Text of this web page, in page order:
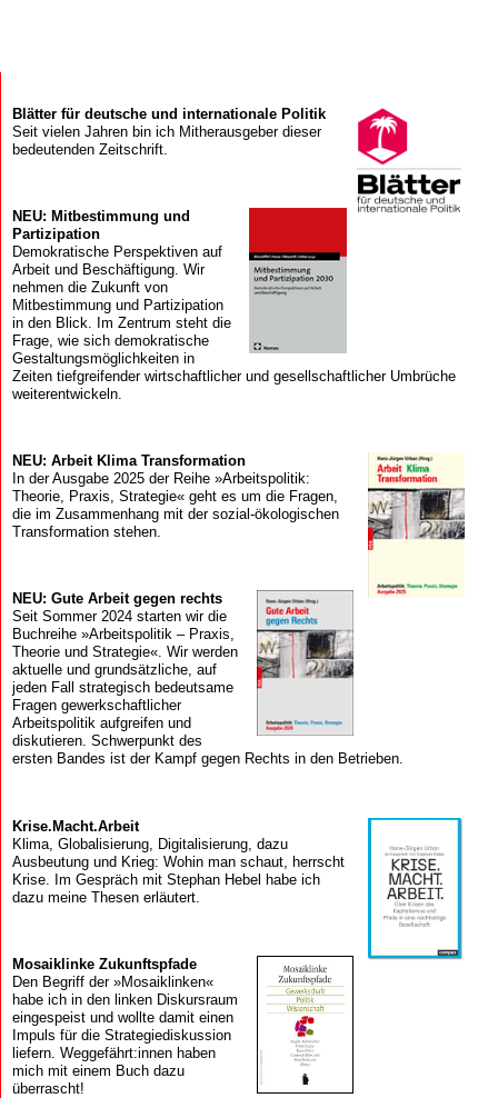
Blätter für deutsche und internationale Politik
Seit vielen Jahren bin ich Mitherausgeber dieser
bedeutenden Zeitschrift.
NEU: Mitbestimmung und
Partizipation
Demokratische Perspektiven auf
Arbeit und Beschäftigung. Wir
nehmen die Zukunft von
Mitbestimmung und Partizipation
in den Blick. Im Zentrum steht die
Frage, wie sich demokratische
Gestaltungsmöglichkeiten in
Zeiten tiefgreifender wirtschaftlicher und gesellschaftlicher Umbrüche
weiterentwickeln.
NEU: Arbeit Klima Transformation
In der Ausgabe 2025 der Reihe »Arbeitspolitik:
Theorie, Praxis, Strategie« geht es um die Fragen,
die im Zusammenhang mit der sozial-ökologischen
Transformation stehen.
NEU: Gute Arbeit gegen rechts
Seit Sommer 2024 starten wir die
Buchreihe »Arbeitspolitik – Praxis,
Theorie und Strategie«. Wir werden
aktuelle und grundsätzliche, auf
jeden Fall strategisch bedeutsame
Fragen gewerkschaftlicher
Arbeitspolitik aufgreifen und
diskutieren. Schwerpunkt des
ersten Bandes ist der Kampf gegen Rechts in den Betrieben.
Krise.Macht.Arbeit
Klima, Globalisierung, Digitalisierung, dazu
Ausbeutung und Krieg: Wohin man schaut, herrscht
Krise. Im Gespräch mit Stephan Hebel habe ich
dazu meine Thesen erläutert.
Mosaik­linke Zukunfts­pfade
Den Begriff der »Mosaiklinken«
habe ich in den linken Diskursraum
eingespeist und wollte damit einen
Impuls für die Strategiediskussion
liefern. Weggefährt:innen haben
mich mit einem Buch dazu
überrascht!